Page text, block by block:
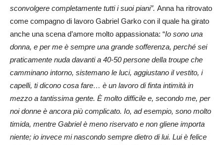
sconvolgere completamente tutti i suoi piani”. Anna ha ritrovato
come compagno di lavoro Gabriel Garko con il quale ha girato
anche una scena d’amore molto appassionata: “Io sono una
donna, e per me è sempre una grande sofferenza, perché sei
praticamente nuda davanti a 40-50 persone della troupe che
camminano intorno, sistemano le luci, aggiustano il vestito, i
capelli, ti dicono cosa fare… è un lavoro di finta intimità in
mezzo a tantissima gente. È molto difficile e, secondo me, per
noi donne è ancora più complicato. Io, ad esempio, sono molto
timida, mentre Gabriel è meno riservato e non gliene importa
niente; io invece mi nascondo sempre dietro di lui. Lui è felice